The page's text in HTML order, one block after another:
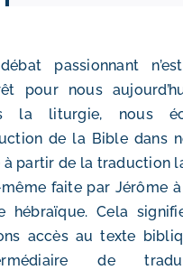
passionnant
pour nous
la liturgie, nous
de la Bible dans
à partir de la traduction
faite par Jérôme
hébraïque. Cela
accès au texte
de